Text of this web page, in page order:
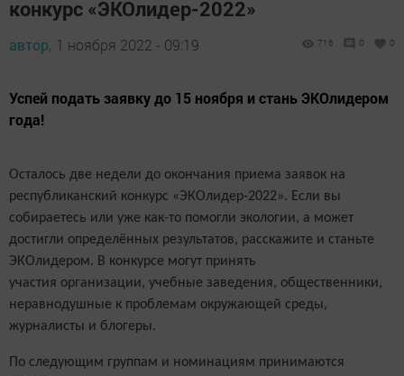
конкурс «ЭКОлидер-2022»
автор, 1 ноября 2022 - 09:19 716 0 0
Успей подать заявку до 15 ноября и стань ЭКОлидером
года!
Осталось две недели до окончания приема заявок на
республиканский конкурс «ЭКОлидер-2022». Если вы
собираетесь или уже как-то помогли экологии, а может
достигли определённых результатов, расскажите и станьте
ЭКОлидером. В конкурсе могут принять
участия организации, учебные заведения, общественники,
неравнодушные к проблемам окружающей среды,
журналисты и блогеры.
о следующим группам и номинациям принимаются